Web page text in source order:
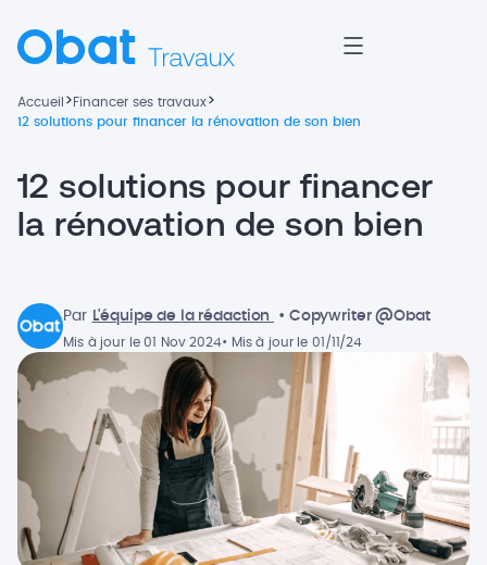
Accueil > Financer ses travaux>
12 solutions pour financer la rénovation de son bien
12 solutions pour financer
la rénovation de son bien
Par L'équipe de la rédaction • Copywriter @Obat
Mis à jour le 01 Nov 2024• Mis à jour le 01/11/24